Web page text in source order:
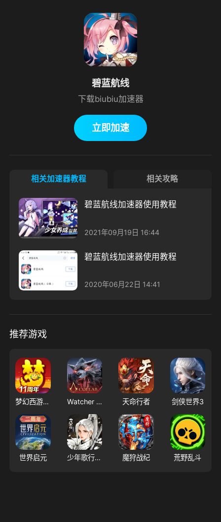
碧蓝航线
下载biubiu加速器
立即加速
相关加速器教程 相关攻略
碧蓝航线加速器使用教程
2021年09月19日 16:44
碧蓝航线加速器使用教程
2020年06月22日 14:41
推荐游戏
梦幻西游（大陆服） Watcher of Realms - US 天命行者 剑侠世界3
世界启元 少年歌行：风花雪月 魔狩战纪 荒野乱斗